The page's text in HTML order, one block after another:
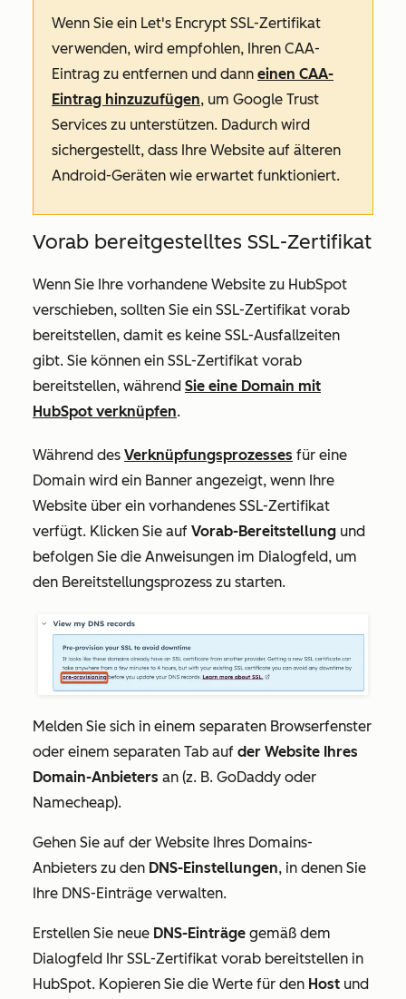
Wenn Sie ein Let's Encrypt SSL-Zertifikat
verwenden, wird empfohlen, Ihren CAA-
Eintrag zu entfernen und dann einen CAA-
Eintrag hinzuzufügen, um Google Trust
Services zu unterstützen. Dadurch wird
sichergestellt, dass Ihre Website auf älteren
Android-Geräten wie erwartet funktioniert.
Vorab bereitgestelltes SSL-Zertifikat
Wenn Sie Ihre vorhandene Website zu HubSpot
verschieben, sollten Sie ein SSL-Zertifikat vorab
bereitstellen, damit es keine SSL-Ausfallzeiten
gibt. Sie können ein SSL-Zertifikat vorab
bereitstellen, während Sie eine Domain mit
HubSpot verknüpfen.
Während des Verknüpfungsprozesses für eine
Domain wird ein Banner angezeigt, wenn Ihre
Website über ein vorhandenes SSL-Zertifikat
verfügt. Klicken Sie auf Vorab-Bereitstellung und
befolgen Sie die Anweisungen im Dialogfeld, um
den Bereitstellungsprozess zu starten.
Melden Sie sich in einem separaten Browserfenster
oder einem separaten Tab auf der Website Ihres
Domain-Anbieters an (z. B. GoDaddy oder
Namecheap).
Gehen Sie auf der Website Ihres Domains-
Anbieters zu den DNS-Einstellungen, in denen Sie
Ihre DNS-Einträge verwalten.
Erstellen Sie neue DNS-Einträge gemäß dem
Dialogfeld
Ihr SSL-Zertifikat vorab bereitstellen in
HubSpot. Kopieren Sie die Werte für den Host und